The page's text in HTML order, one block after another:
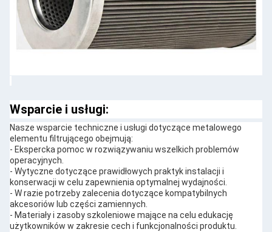
Wsparcie i usługi:
Nasze wsparcie techniczne i usługi dotyczące metalowego
elementu filtrującego obejmują:
- Ekspercka pomoc w rozwiązywaniu wszelkich problemów
operacyjnych.
- Wytyczne dotyczące prawidłowych praktyk instalacji i
konserwacji w celu zapewnienia optymalnej wydajności.
- W razie potrzeby zalecenia dotyczące kompatybilnych
akcesoriów lub części zamiennych.
- Materiały i zasoby szkoleniowe mające na celu edukację
użytkowników w zakresie cech i funkcjonalności produktu.